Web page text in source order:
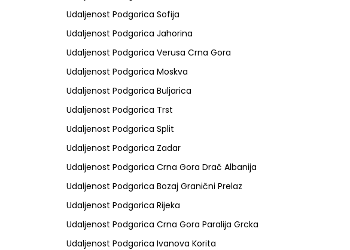
Udaljenost Podgorica Sofija
Udaljenost Podgorica Jahorina
Udaljenost Podgorica Verusa Crna Gora
Udaljenost Podgorica Moskva
Udaljenost Podgorica Buljarica
Udaljenost Podgorica Trst
Udaljenost Podgorica Split
Udaljenost Podgorica Zadar
Udaljenost Podgorica Crna Gora Drač Albanija
Udaljenost Podgorica Bozaj Granični Prelaz
Udaljenost Podgorica Rijeka
Udaljenost Podgorica Crna Gora Paralija Grcka
Udaljenost Podgorica Ivanova Korita